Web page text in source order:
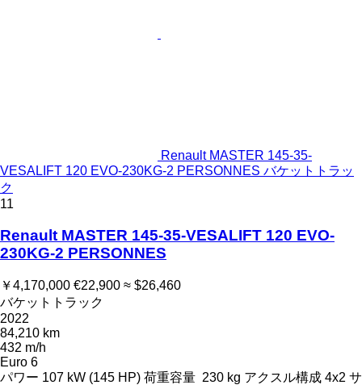
Renault MASTER 145-35-
VESALIFT 120 EVO-230KG-2 PERSONNES バケットトラッ
ク
11
Renault MASTER 145-35-VESALIFT 120 EVO-
230KG-2 PERSONNES
￥4,170,000 €22,900 ≈ $26,460
バケットトラック
2022
84,210 km
432 m/h
Euro 6
パワー 107 kW (145 HP) 荷重容量 230 kg アクスル構成 4x2 サ